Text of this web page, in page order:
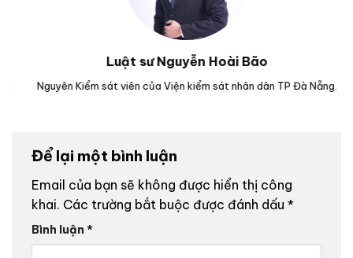
Luật sư Nguyễn Hoài Bão
Nguyên Kiểm sát viên của Viện kiểm sát nhân dân TP Đà Nẵng.
Để lại một bình luận
Email của bạn sẽ không được hiển thị công
khai. Các trường bắt buộc được đánh dấu *
Bình luận *